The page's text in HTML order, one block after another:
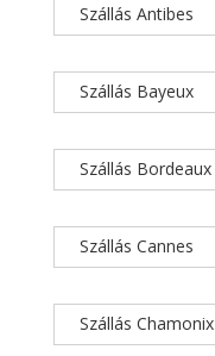
Szállás Antibes
Szállás Bayeux
Szállás Bordeaux
Szállás Cannes
Szállás Chamonix